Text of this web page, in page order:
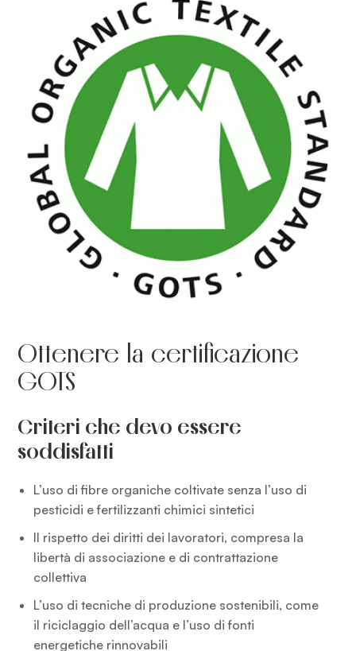
Ottenere la certificazione
GOTS
Criteri che devo essere
soddisfatti
L’uso di fibre organiche coltivate senza l’uso di
pesticidi e fertilizzanti chimici sintetici
Il rispetto dei diritti dei lavoratori, compresa la
libertà di associazione e di contrattazione
collettiva
L’uso di tecniche di produzione sostenibili, come
il riciclaggio dell’acqua e l’uso di fonti
energetiche rinnovabili